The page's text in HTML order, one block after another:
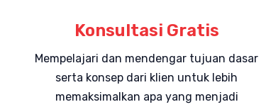
Konsultasi Gratis
Mempelajari dan mendengar tujuan dasar
serta konsep dari klien untuk lebih
memaksimalkan apa yang menjadi